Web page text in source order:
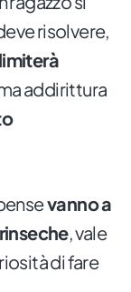
risolvere,
addirittura
vanno a
, vale
di fare